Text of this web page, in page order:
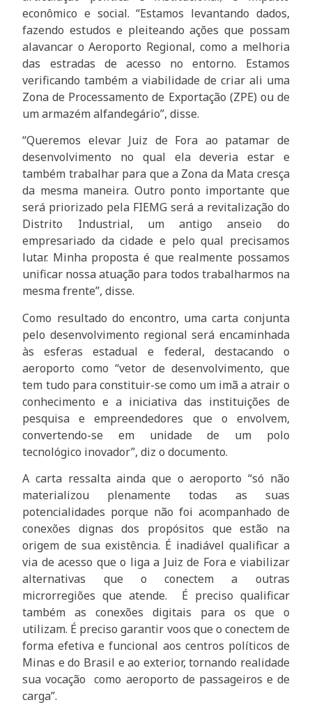
econômico e social. “Estamos levantando dados,
fazendo estudos e pleiteando ações que possam
alavancar o Aeroporto Regional, como a melhoria
das estradas de acesso no entorno. Estamos
verificando também a viabilidade de criar ali uma
Zona de Processamento de Exportação (ZPE) ou de
um armazém alfandegário”, disse.
“Queremos elevar Juiz de Fora ao patamar de
desenvolvimento no qual ela deveria estar e
também trabalhar para que a Zona da Mata cresça
da mesma maneira. Outro ponto importante que
será priorizado pela FIEMG será a revitalização do
Distrito Industrial, um antigo anseio do
empresariado da cidade e pelo qual precisamos
lutar. Minha proposta é que realmente possamos
unificar nossa atuação para todos trabalharmos na
mesma frente”, disse.
Como resultado do encontro, uma carta conjunta
pelo desenvolvimento regional será encaminhada
às esferas estadual e federal, destacando o
aeroporto como “vetor de desenvolvimento, que
tem tudo para constituir-se como um imã a atrair o
conhecimento e a iniciativa das instituições de
pesquisa e empreendedores que o envolvem,
convertendo-se em unidade de um polo
tecnológico inovador”, diz o documento.
A carta ressalta ainda que o aeroporto “só não
materializou plenamente todas as suas
potencialidades porque não foi acompanhado de
conexões dignas dos propósitos que estão na
origem de sua existência. É inadiável qualificar a
via de acesso que o liga a Juiz de Fora e viabilizar
alternativas que o conectem a outras
microrregiões que atende. É preciso qualificar
também as conexões digitais para os que o
utilizam. É preciso garantir voos que o conectem de
forma efetiva e funcional aos centros políticos de
Minas e do Brasil e ao exterior, tornando realidade
sua vocação como aeroporto de passageiros e de
carga”.